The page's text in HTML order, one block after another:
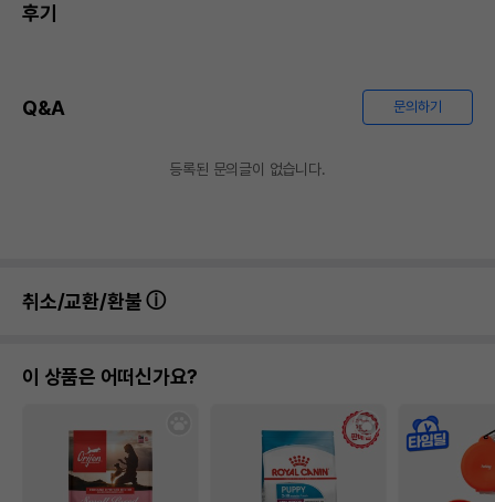
후기
Q&A 문의하기
등록된 문의글이 없습니다.
취소/교환/환불
이 상품은 어떠신가요?